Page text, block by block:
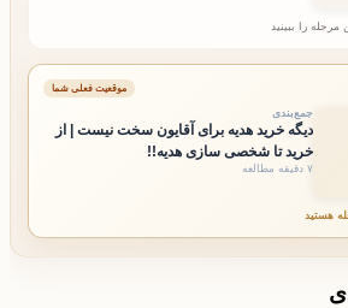
مرحله را ببینید
موقعیت فعلی شما
جمع‌بندی
دیگه خرید هدیه برای آقایون سخت نیست | از
خرید تا شخصی سازی هدیه!!
۷ دقیقه مطالعه
هستید